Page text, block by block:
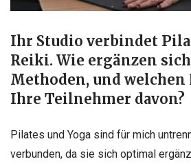
Ihr Studio verbindet
Reiki. Wie ergänzen
Methoden, und welchen
Ihre Teilnehmer davon?
Pilates und Yoga sind für mich
verbunden, da sie sich optimal